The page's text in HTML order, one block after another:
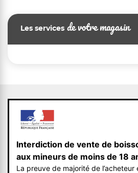
Les services de votre magasin
Interdiction de vente de
aux mineurs de moins de 18
La preuve de majorité de